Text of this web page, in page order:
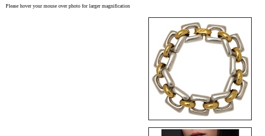
Please hover your mouse over photo for larger magnification